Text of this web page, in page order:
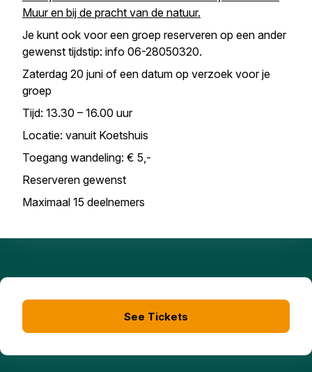
Muur en bij de pracht van de natuur.
Je kunt ook voor een groep reserveren op een ander
gewenst tijdstip: info 06-28050320.
Zaterdag 20 juni of een datum op verzoek voor je
groep
Tijd: 13.30 – 16.00 uur
Locatie: vanuit Koetshuis
Toegang wandeling: € 5,-
Reserveren gewenst
Maximaal 15 deelnemers
See Tickets